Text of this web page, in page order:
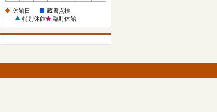
日
休館日
蔵書点検
特別休館
臨時休館